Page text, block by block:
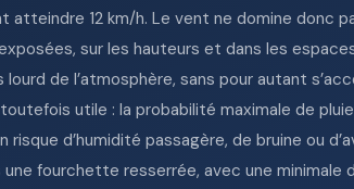
atteindre 12 km/h. Le vent ne domine donc
sur les hauteurs et dans les
de l’atmosphère, sans pour autant
utile : la probabilité maximale de
risque d’humidité passagère, de bruine ou
fourchette resserrée, avec une minimale